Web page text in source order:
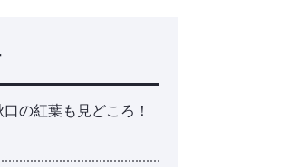
の紅葉も見どころ！